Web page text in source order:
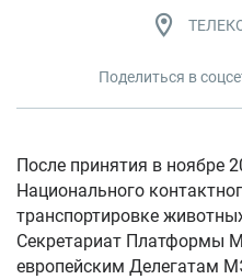
Поделиться в
После принятия в ноябре
Национального
транспортировке
Секретариат Платформы
европейским Делегатам